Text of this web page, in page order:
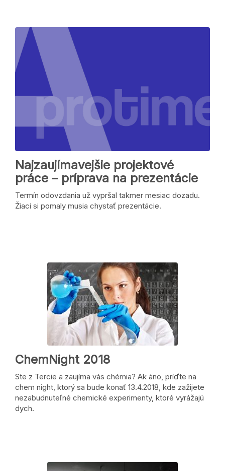
Najzaujímavejšie projektové
práce – príprava na prezentácie
Termín odovzdania už vypršal takmer mesiac dozadu.
Žiaci si pomaly musia chystať prezentácie.
ChemNight 2018
Ste z Tercie a zaujíma vás chémia? Ak áno, príďte na
chem night, ktorý sa bude konať 13.4.2018, kde zažijete
nezabudnuteľné chemické experimenty, ktoré vyrážajú
dych.